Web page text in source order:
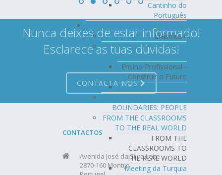
Cantinho do
Português
Erasmus+
Ensino Profissional -
Construir o Futuro
Ensino Profissional -
Construir o Futuro
BOUNDARIES: PEOPLE
FROM THE CLASSROOMS
TO THE REAL WORLD
FROM THE
CLASSROOMS TO
THE REAL WORLD
Meeting da Turquia
Nunca deixes de estar informado!
Esclarece as tuas dúvidas!
CONTACTA-NOS
CONTACTOS
Avenida José da Silva Leite
2870-160 Montijo